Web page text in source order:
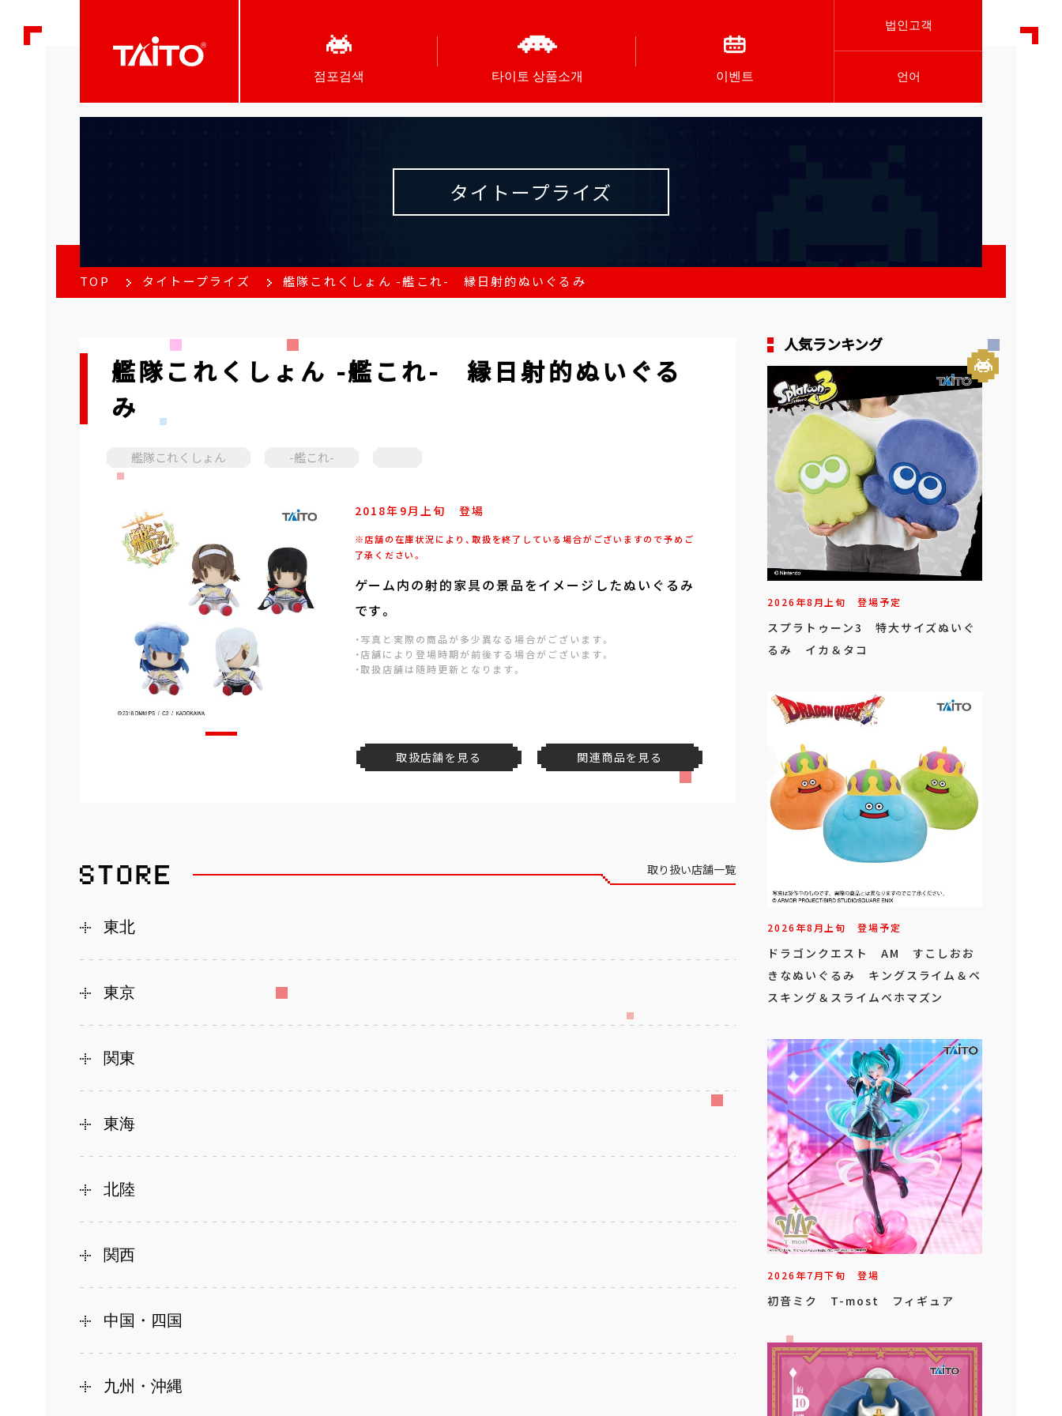
점포검색 타이토 상품소개 이벤트
법인고객
언어
タイトープライズ
TOP タイトープライズ 艦隊これくしょん -艦これ- 縁日射的ぬいぐるみ
艦隊これくしょん -艦これ- 縁日射的ぬいぐる
み
艦隊これくしょん -艦これ-
2018年 9月上旬 登場
※店舗の在庫状況により、取扱を終了している場合がございますので予めご
了承ください。
ゲーム内の射的家具の景品をイメージしたぬいぐるみ
です。
・写真と実際の商品が多少異なる場合がございます。
・店舗により登場時期が前後する場合がございます。
・取扱店舗は随時更新となります。
取扱店舗を見る 関連商品を見る
取り扱い店舗一覧
東北
東京
関東
東海
北陸
関西
中国・四国
九州・沖縄
人気ランキング
2026年8月上旬 登場予定
スプラトゥーン3 特大サイズぬいぐ
るみ イカ＆タコ
2026年8月上旬 登場予定
ドラゴンクエスト AM すこしおお
きなぬいぐるみ キングスライム＆ベ
スキング＆スライムベホマズン
2026年7月下旬 登場
初音ミク T-most フィギュア